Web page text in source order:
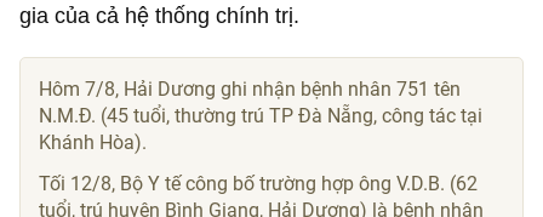
gia của cả hệ thống chính trị.
Hôm 7/8, Hải Dương ghi nhận bệnh nhân 751 tên
N.M.Đ. (45 tuổi, thường trú TP Đà Nẵng, công tác tại
Khánh Hòa).
Tối 12/8, Bộ Y tế công bố trường hợp ông V.D.B. (62
tuổi, trú huyện Bình Giang, Hải Dương) là bệnh nhân